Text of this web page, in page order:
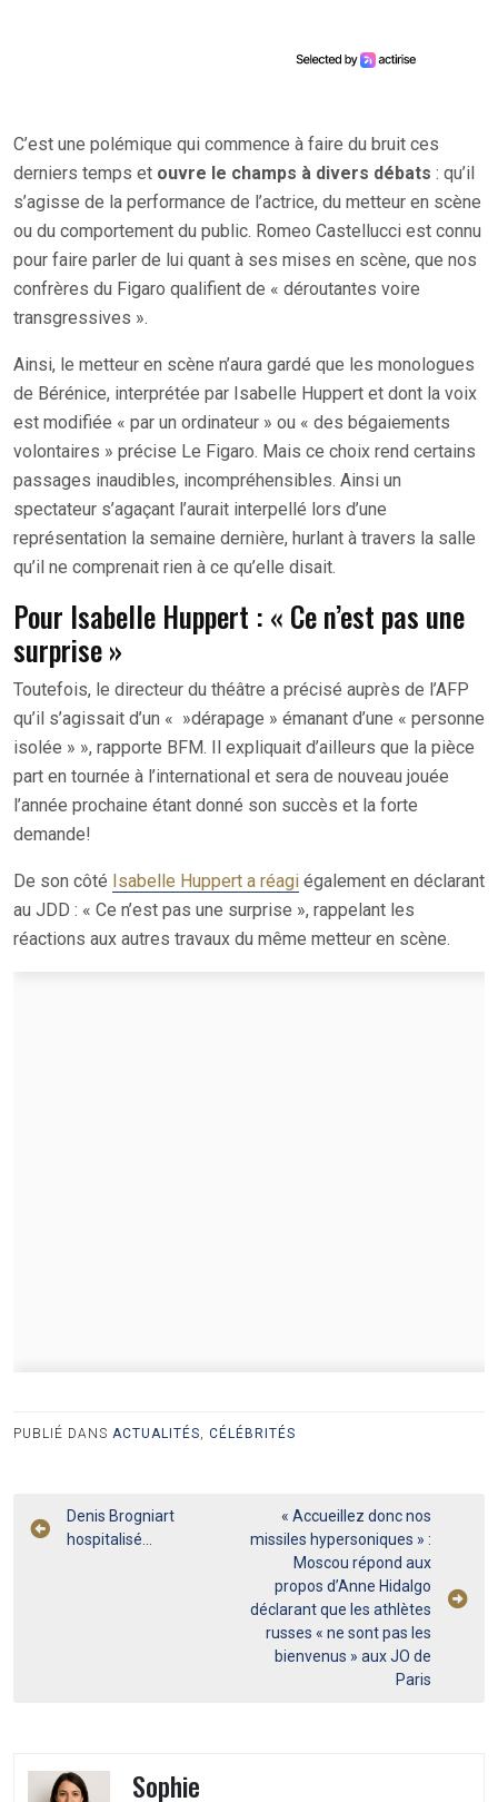
C’est une polémique qui commence à faire du bruit ces
derniers temps et ouvre le champs à divers débats : qu’il
s’agisse de la performance de l’actrice, du metteur en scène
ou du comportement du public. Romeo Castellucci est connu
pour faire parler de lui quant à ses mises en scène, que nos
confrères du Figaro qualifient de « déroutantes voire
transgressives ».
Ainsi, le metteur en scène n’aura gardé que les monologues
de Bérénice, interprétée par Isabelle Huppert et dont la voix
est modifiée « par un ordinateur » ou « des bégaiements
volontaires » précise Le Figaro. Mais ce choix rend certains
passages inaudibles, incompréhensibles. Ainsi un
spectateur s’agaçant l’aurait interpellé lors d’une
représentation la semaine dernière, hurlant à travers la salle
qu’il ne comprenait rien à ce qu’elle disait.
Pour Isabelle Huppert : « Ce n’est pas une
surprise »
Toutefois, le directeur du théâtre a précisé auprès de l’AFP
qu’il s’agissait d’un « »dérapage » émanant d’une « personne
isolée » », rapporte BFM. Il expliquait d’ailleurs que la pièce
part en tournée à l’international et sera de nouveau jouée
l’année prochaine étant donné son succès et la forte
demande!
De son côté Isabelle Huppert a réagi également en déclarant
au JDD : « Ce n’est pas une surprise », rappelant les
réactions aux autres travaux du même metteur en scène.
PUBLIÉ DANS ACTUALITÉS, CÉLÉBRITÉS
Navigation
Denis Brogniart
hospitalisé…
« Accueillez donc nos
missiles hypersoniques » :
Moscou répond aux
propos d’Anne Hidalgo
déclarant que les athlètes
russes « ne sont pas les
bienvenus » aux JO de
Paris
Sophie